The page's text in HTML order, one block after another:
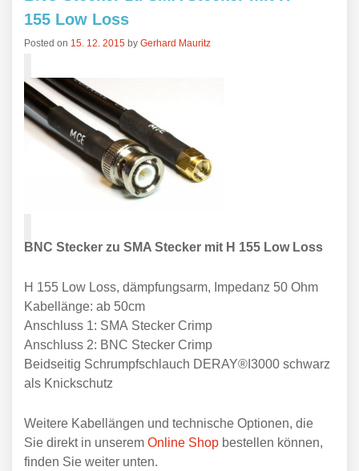
155 Low Loss
Posted on 15. 12. 2015 by Gerhard Mauritz
BNC Stecker zu SMA Stecker mit H 155 Low Loss
H 155 Low Loss, dämpfungsarm, Impedanz 50 Ohm
Kabellänge: ab 50cm
Anschluss 1: SMA Stecker Crimp
Anschluss 2: BNC Stecker Crimp
Beidseitig Schrumpfschlauch DERAY®I3000 schwarz
als Knickschutz
Weitere Kabellängen und technische Optionen, die
Sie direkt in unserem Online Shop bestellen können,
finden Sie weiter unten.